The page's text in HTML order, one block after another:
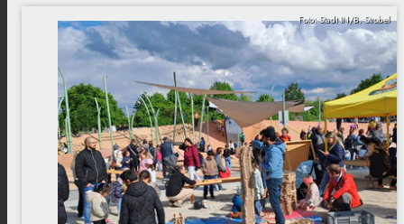
Foto: Stadt IN/B. Strobel